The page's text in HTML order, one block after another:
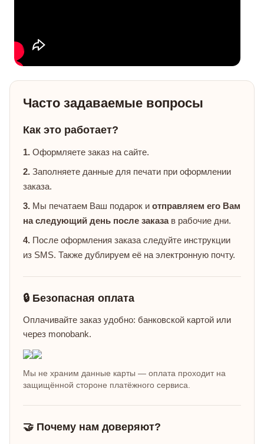
Часто задаваемые вопросы
Как это работает?
1. Оформляете заказ на сайте.
2. Заполняете данные для печати при оформлении
заказа.
3. Мы печатаем Ваш подарок и отправляем его Вам
на следующий день после заказав рабочие дни.
4. После оформления заказа следуйте инструкции
из SMS. Также дублируем её на электронную почту.
🔒 Безопасная оплата
Оплачивайте заказ удобно: банковской картой или
через monobank.
Мы не храним данные карты — оплата проходит на
защищённой стороне платёжного сервиса.
🤝 Почему нам доверяют?